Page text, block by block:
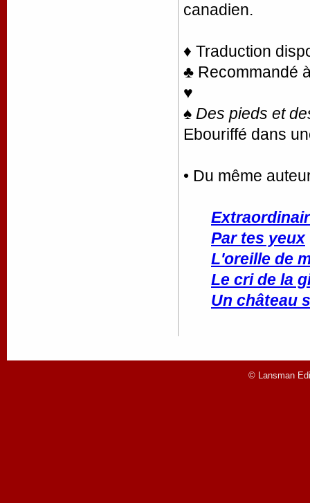
canadien.
♦ Traduction
♣ Recommandé
♥
♠ Des pieds et
Ebouriffé dans
• Du même
Par tes yeux
L'oreille de
Le cri de la
Un château
© Lansman